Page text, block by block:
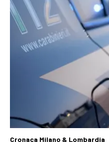
Cronaca Milano & Lombardia